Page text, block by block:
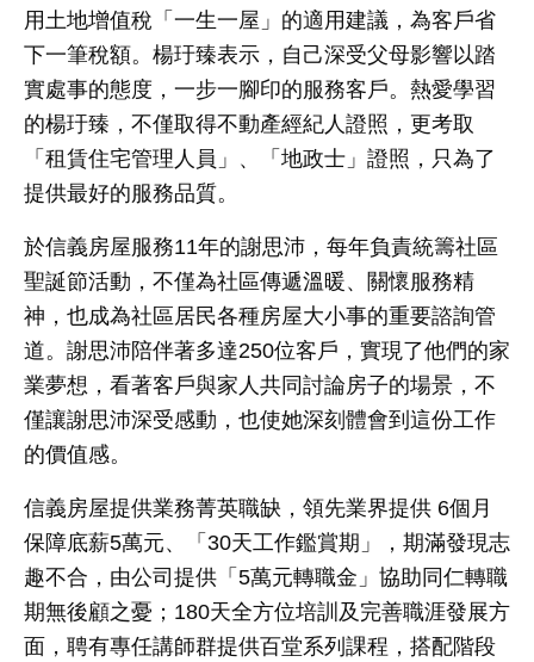
用土地增值稅「一生一屋」的適用建議，為客戶省
下一筆稅額。楊玗臻表示，自己深受父母影響以踏
實處事的態度，一步一腳印的服務客戶。熱愛學習
的楊玗臻，不僅取得不動產經紀人證照，更考取
「租賃住宅管理人員」、「地政士」證照，只為了
提供最好的服務品質。
於信義房屋服務11年的謝思沛，每年負責統籌社區
聖誕節活動，不僅為社區傳遞溫暖、關懷服務精
神，也成為社區居民各種房屋大小事的重要諮詢管
道。謝思沛陪伴著多達250位客戶，實現了他們的家
業夢想，看著客戶與家人共同討論房子的場景，不
僅讓謝思沛深受感動，也使她深刻體會到這份工作
的價值感。
信義房屋提供業務菁英職缺，領先業界提供 6個月
保障底薪5萬元、「 30天工作鑑賞期」，期滿發現志
趣不合，由公司提供「 5萬元轉職金」協助同仁轉職
期無後顧之憂； 180天全方位培訓及完善職涯發展方
面，聘有專任講師群提供百堂系列課程，搭配階段